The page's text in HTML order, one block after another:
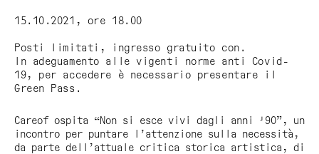
15.10.2021, ore 18.00
Posti limitati, ingresso gratuito con.
In adeguamento alle vigenti norme anti Covid-
19, per accedere è necessario presentare il
Green Pass.
Careof ospita “Non si esce vivi dagli anni '90”, un
incontro per puntare l’attenzione sulla necessità,
da parte dell’attuale critica storica artistica, di